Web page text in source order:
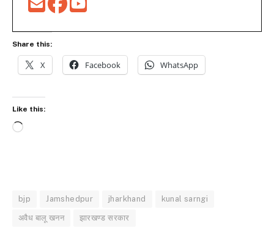
Share this:
X Facebook WhatsApp
Like this:
Loading…
bjp Jamshedpur jharkhand kunal sarngi
अवैध बालू खनन झारखण्ड सरकार